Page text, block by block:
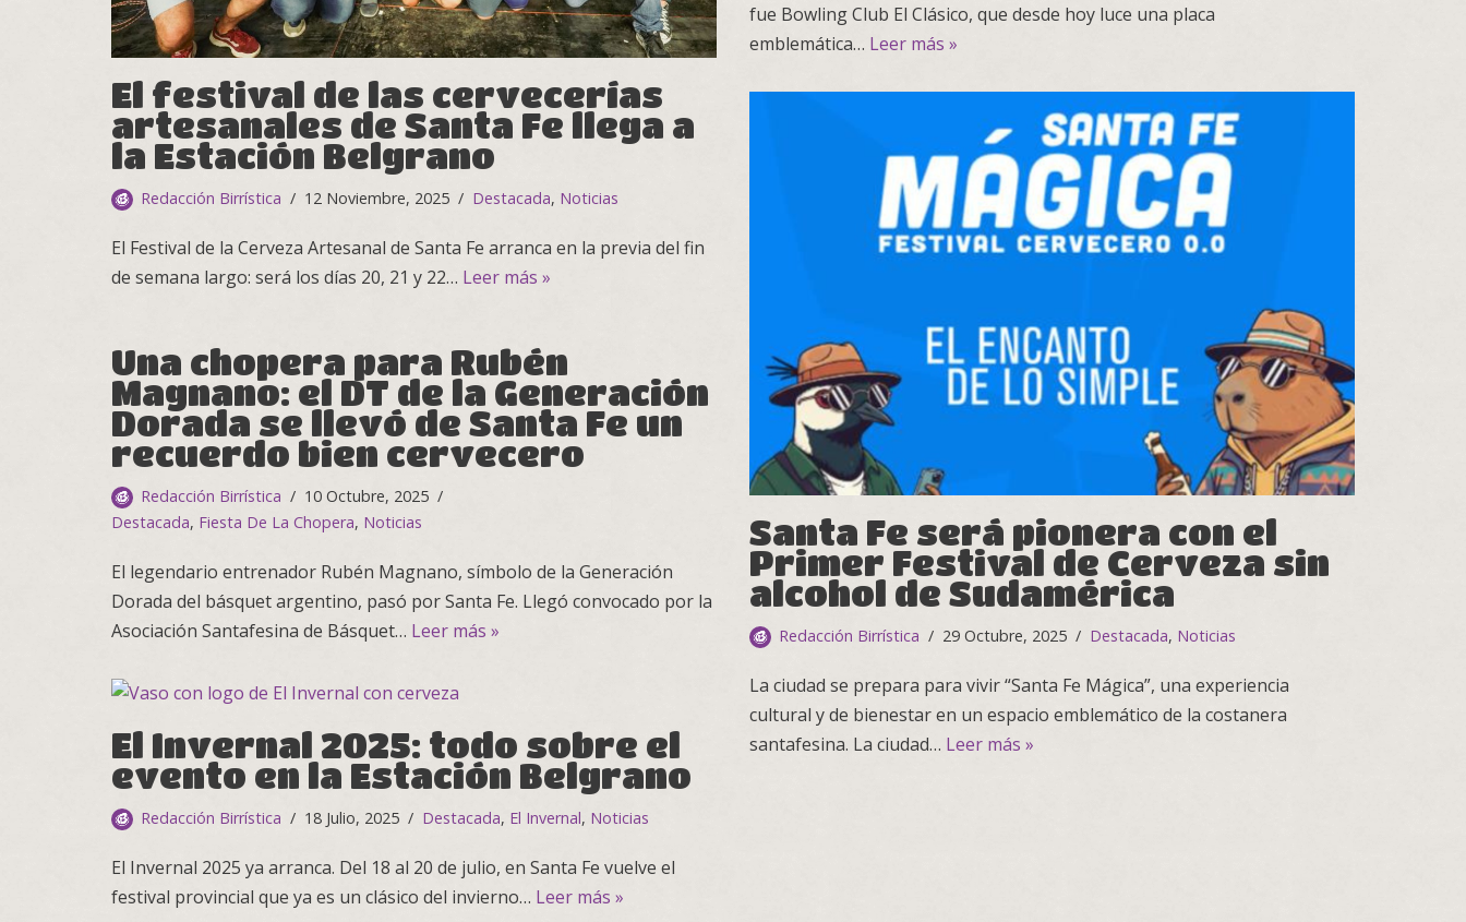
fue Bowling Club El Clásico, que desde hoy luce una placa
emblemática… Leer más »
El festival de las cervecerías
artesanales de Santa Fe llega a
la Estación Belgrano
Redacción Birrística 12 Noviembre, 2025 Destacada, Noticias
El Festival de la Cerveza Artesanal de Santa Fe arranca en la previa del fin
de semana largo: será los días 20, 21 y 22… Leer más »
Santa Fe será pionera con el
Primer Festival de Cerveza sin
alcohol de Sudamérica
Redacción Birrística 29 Octubre, 2025 Destacada, Noticias
La ciudad se prepara para vivir “Santa Fe Mágica”, una experiencia
cultural y de bienestar en un espacio emblemático de la costanera
santafesina. La ciudad… Leer más »
Una chopera para Rubén
Magnano: el DT de la Generación
Dorada se llevó de Santa Fe un
recuerdo bien cervecero
Redacción Birrística
10 Octubre, 2025
Destacada, Fiesta De La Chopera, Noticias
El legendario entrenador Rubén Magnano, símbolo de la Generación
Dorada del básquet argentino, pasó por Santa Fe. Llegó convocado por la
Asociación Santafesina de Básquet… Leer más »
El Invernal 2025: todo sobre el
evento en la Estación Belgrano
Redacción Birrística 18 Julio, 2025 Destacada, El Invernal, Noticias
El Invernal 2025 ya arranca. Del 18 al 20 de julio, en Santa Fe vuelve el
festival provincial que ya es un clásico del invierno… Leer más »